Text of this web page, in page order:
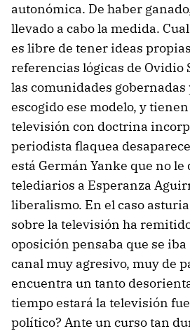
autonómica. De haber
llevado a cabo la medida.
es libre de tener ideas
referencias lógicas de Ovidio
las comunidades gobernadas
escogido ese modelo, y
televisión con doctrina
periodista flaquea
está Germán Yanke que no le
telediarios a Esperanza
liberalismo. En el caso
sobre la televisión ha
oposición pensaba que se
canal muy agresivo, muy de
encuentra un tanto
tiempo estará la televisión
político? Ante un curso tan